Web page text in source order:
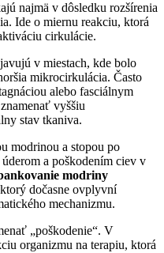
najmä v dôsledku rozšírenia
Ide o miernu reakciu, ktorá
cirkulácie.
v miestach, kde bolo
mikrocirkulácia. Často
alebo fasciálnym
vyššiu
stav tkaniva.
modrinou a stopou po
a poškodením ciev v
modriny
dočasne ovplyvní
mechanizmu.
„poškodenie“. V
organizmu na terapiu, ktorá